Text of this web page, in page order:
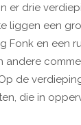
er drie
liggen een
Fonk en een
andere
de
die in